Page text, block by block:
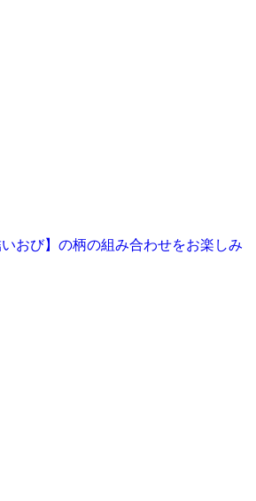
おび】の柄の組み合わせをお楽しみ